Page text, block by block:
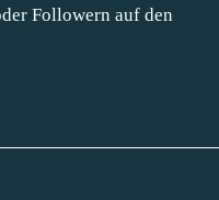
Followern auf den